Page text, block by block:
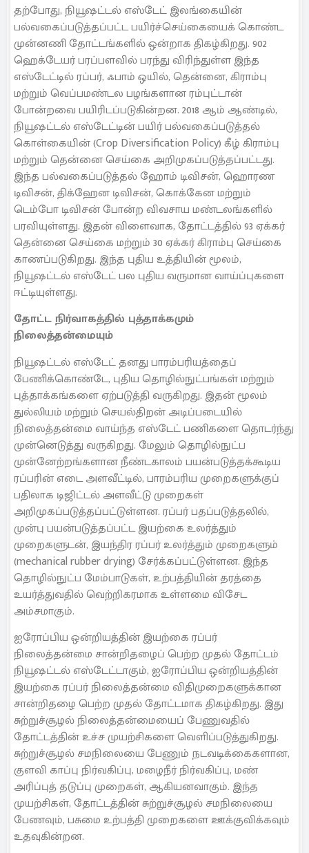
தற்போது, நியூஷட்டல் எஸ்டேட் இலங்கையின்
பல்வகைப்படுத்தப்பட்ட பயிர்ச்செய்கையைக் கொண்ட
முன்னணி தோட்டங்களில் ஒன்றாக திகழ்கிறது. 902
ஹெக்டேயர் பரப்பளவில் பரந்து விரிந்துள்ள இந்த
எஸ்டேட்டில் ரப்பர், ஃபாம் ஒயில், தென்னை, கிராம்பு
மற்றும் வெப்பமண்டல பழங்களான ரம்புட்டான்
போன்றவை பயிரிடப்படுகின்றன. 2018 ஆம் ஆண்டில்,
நியூஷட்டல் எஸ்டேட்டின் பயிர் பல்வகைப்படுத்தல்
கொள்கையின் (Crop Diversification Policy) கீழ் கிராம்பு
மற்றும் தென்னை செய்கை அறிமுகப்படுத்தப்பட்டது.
இந்த பல்வகைப்படுத்தல் ஹோம் டிவிசன், ஹொரண
டிவிசன், திக்ஹேன டிவிசன், கொக்கேன மற்றும்
டெம்போ டிவிசன் போன்ற விவசாய மண்டலங்களில்
பரவியுள்ளது. இதன் விளைவாக, தோட்டத்தில் 93 ஏக்கர்
தென்னை செய்கை மற்றும் 30 ஏக்கர் கிராம்பு செய்கை
காணப்படுகிறது. இந்த புதிய உத்தியின் மூலம்,
நியூஷட்டல் எஸ்டேட் பல புதிய வருமான வாய்ப்புகளை
ஈட்டியுள்ளது.
தோட்ட நிர்வாகத்தில் புத்தாக்கமும்
நிலைத்தன்மையும்
நியூஷட்டல் எஸ்டேட் தனது பாரம்பரியத்தைப்
பேணிக்கொண்டே, புதிய தொழில்நுட்பங்கள் மற்றும்
புத்தாக்கங்களை ஏற்படுத்தி வருகிறது. இதன் மூலம்
துல்லியம் மற்றும் செயல்திறன் அடிப்படையில்
நிலைத்தன்மை வாய்ந்த எஸ்டேட் பணிகளை தொடர்ந்து
முன்னெடுத்து வருகிறது. மேலும் தொழில்நுட்ப
முன்னேற்றங்களான நீண்டகாலம் பயன்படுத்தக்கூடிய
ரப்பரின் எடை அளவீட்டில், பாரம்பரிய முறைகளுக்குப்
பதிலாக டிஜிட்டல் அளவீட்டு முறைகள்
அறிமுகப்படுத்தப்பட்டுள்ளன. ரப்பர் பதப்படுத்தலில்,
முன்பு பயன்படுத்தப்பட்ட இயற்கை உலர்த்தும்
முறைகளுடன், இயந்திர ரப்பர் உலர்த்தும் முறைகளும்
(mechanical rubber drying) சேர்க்கப்பட்டுள்ளன. இந்த
தொழில்நுட்ப மேம்பாடுகள், உற்பத்தியின் தரத்தை
உயர்த்துவதில் வெற்றிகரமாக உள்ளமை விசேட
அம்சமாகும்.
ஐரோப்பிய ஒன்றியத்தின் இயற்கை ரப்பர்
நிலைத்தன்மை சான்றிதழைப் பெற்ற முதல் தோட்டம்
நியூஷட்டல் எஸ்டேட்டாகும், ஐரோப்பிய ஒன்றியத்தின்
இயற்கை ரப்பர் நிலைத்தன்மை விதிமுறைகளுக்கான
சான்றிதழை பெற்ற முதல் தோட்டமாக திகழ்கிறது. இது
சுற்றுச்சூழல் நிலைத்தன்மையைப் பேணுவதில்
தோட்டத்தின் உச்ச முயற்சிகளை வெளிப்படுத்துகிறது.
சுற்றுச்சூழல் சமநிலையை பேணும் நடவடிக்கைகளான,
குளவி காப்பு நிர்வகிப்பு, மழைநீர் நிர்வகிப்பு, மண்
அரிப்புத் தடுப்பு முறைகள், ஆகியனவாகும். இந்த
முயற்சிகள், தோட்டத்தின் சுற்றுச்சூழல் சமநிலையை
பேணவும், பசுமை உற்பத்தி முறைகளை ஊக்குவிக்கவும்
உதவுகின்றன.